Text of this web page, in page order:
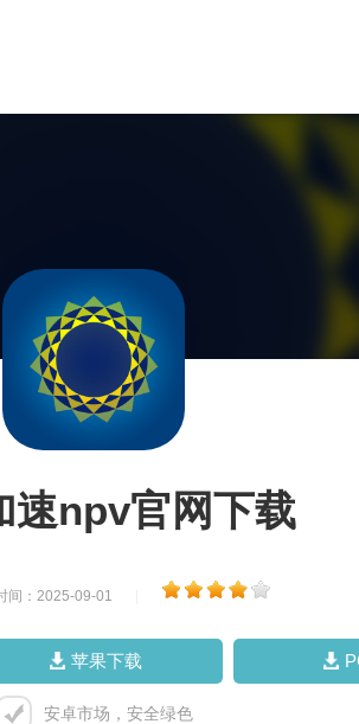
速npv官网下载
间：2025-09-01
苹果下载
安卓市场，安全绿色